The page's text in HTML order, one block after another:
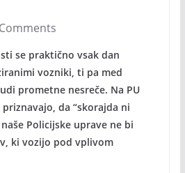
se praktično vsak dan
vozniki, ti pa med
prometne nesreče. Na PU
da “skorajda ni
Policijske uprave ne bi
ki vozijo pod vplivom